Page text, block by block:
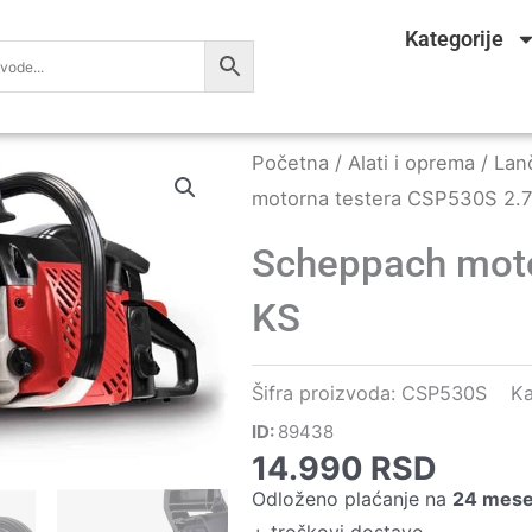
Kategorije
Početna / Alati i oprema /
motorna testera CSP530S
Scheppach
KS
Šifra proizvoda: CSP530S
ID: 89438
14.990 RSD
Odloženo plaćanje na 24